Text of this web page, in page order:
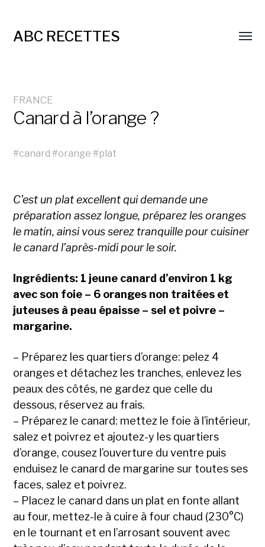
ABC RECETTES
FRANCE
Canard à l’orange ?
#canard #orange #plat
C’est un plat excellent qui demande une
préparation assez longue, préparez les oranges
le matin, ainsi vous serez tranquille pour cuisiner
le canard l’après-midi pour le soir.
Ingrédients: 1 jeune canard d’environ 1 kg
avec son foie – 6 oranges non traitées et
juteuses à peau épaisse – sel et poivre –
margarine.
– Préparez les quartiers d’orange: pelez 4
oranges et détachez les tranches, enlevez les
peaux des côtés, ne gardez que celle du
dessous, réservez au frais.
– Préparez le canard: mettez le foie à l’intérieur,
salez et poivrez et ajoutez-y les quartiers
d’orange, cousez l’ouverture du ventre puis
enduisez le canard de margarine sur toutes ses
faces, salez et poivrez.
– Placez le canard dans un plat en fonte allant
au four, mettez-le à cuire à four chaud (230°C)
en le tournant et en l’arrosant souvent avec